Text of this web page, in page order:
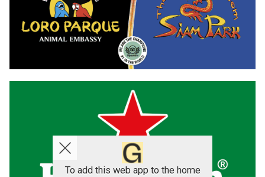
To add this web app to the home